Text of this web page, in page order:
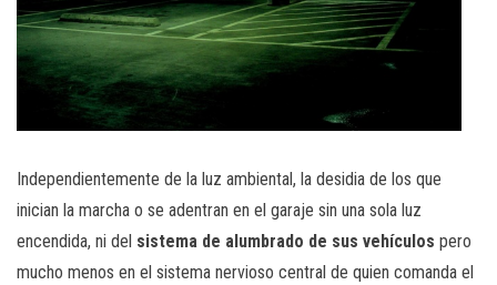
Independientemente de la luz ambiental, la desidia de los que
inician la marcha o se adentran en el garaje sin una sola luz
encendida, ni del sistema de alumbrado de sus vehículos pero
mucho menos en el sistema nervioso central de quien comanda el